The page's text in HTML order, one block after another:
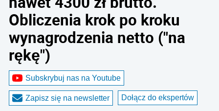
Obliczenia krok po kroku
wynagrodzenia netto ("na
rękę")
Subskrybuj nas na Youtube
Zapisz się na newsletter Dołącz do ekspertów